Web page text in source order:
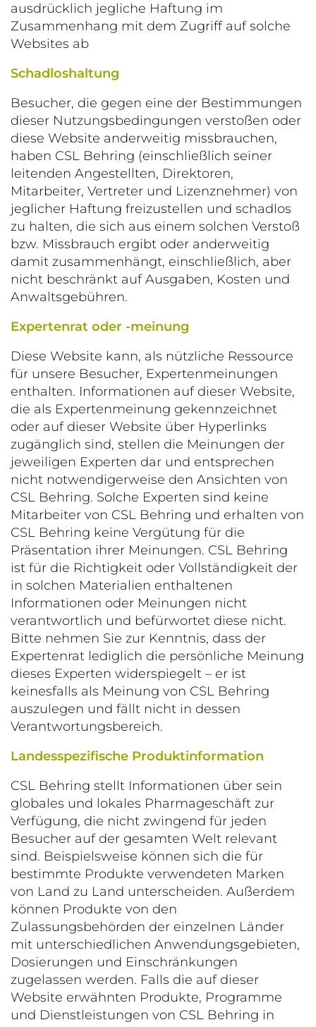
ausdrücklich jegliche Haftung im
Zusammenhang mit dem Zugriff auf solche
Websites ab
Schadloshaltung
Besucher, die gegen eine der Bestimmungen
dieser Nutzungsbedingungen verstoßen oder
diese Website anderweitig missbrauchen,
haben CSL Behring (einschließlich seiner
leitenden Angestellten, Direktoren,
Mitarbeiter, Vertreter und Lizenznehmer) von
jeglicher Haftung freizustellen und schadlos
zu halten, die sich aus einem solchen Verstoß
bzw. Missbrauch ergibt oder anderweitig
damit zusammenhängt, einschließlich, aber
nicht beschränkt auf Ausgaben, Kosten und
Anwaltsgebühren.
Expertenrat oder -meinung
Diese Website kann, als nützliche Ressource
für unsere Besucher, Expertenmeinungen
enthalten. Informationen auf dieser Website,
die als Expertenmeinung gekennzeichnet
oder auf dieser Website über Hyperlinks
zugänglich sind, stellen die Meinungen der
jeweiligen Experten dar und entsprechen
nicht notwendigerweise den Ansichten von
CSL Behring. Solche Experten sind keine
Mitarbeiter von CSL Behring und erhalten von
CSL Behring keine Vergütung für die
Präsentation ihrer Meinungen. CSL Behring
ist für die Richtigkeit oder Vollständigkeit der
in solchen Materialien enthaltenen
Informationen oder Meinungen nicht
verantwortlich und befürwortet diese nicht.
Bitte nehmen Sie zur Kenntnis, dass der
Expertenrat lediglich die persönliche Meinung
dieses Experten widerspiegelt – er ist
keinesfalls als Meinung von CSL Behring
auszulegen und fällt nicht in dessen
Verantwortungsbereich.
Landesspezifische Produktinformation
CSL Behring stellt Informationen über sein
globales und lokales Pharmageschäft zur
Verfügung, die nicht zwingend für jeden
Besucher auf der gesamten Welt relevant
sind. Beispielsweise können sich die für
bestimmte Produkte verwendeten Marken
von Land zu Land unterscheiden. Außerdem
können Produkte von den
Zulassungsbehörden der einzelnen Länder
mit unterschiedlichen Anwendungsgebieten,
Dosierungen und Einschränkungen
zugelassen werden. Falls die auf dieser
Website erwähnten Produkte, Programme
und Dienstleistungen von CSL Behring in